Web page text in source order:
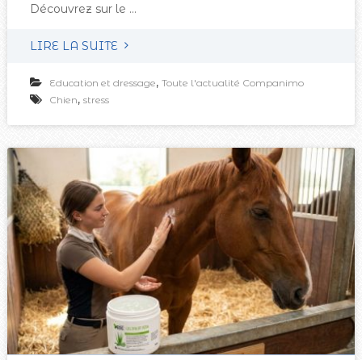
Découvrez sur le …
LIRE LA SUITE
Education et dressage, Toute l'actualité Companimo
Chien, stress